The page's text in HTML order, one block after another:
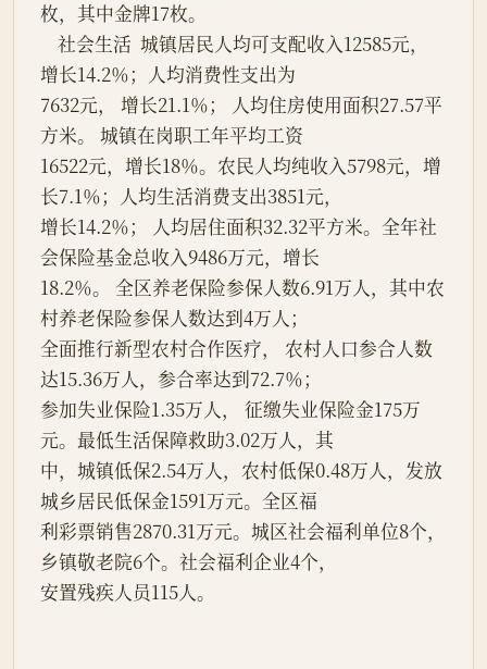
枚，其中金牌17枚。
增长14.2％；人均消费性支出为
7632元， 增长21.1％； 人均住房使用面积27.57平
方米。 城镇在岗职工年平均工资
16522元，增长18％。农民人均纯收入5798元，增
长7.1％；人均生活消费支出3851元，
增长14.2％； 人均居住面积32.32平方米。全年社
会保险基金总收入9486万元，增长
18.2％。 全区养老保险参保人数6.91万人，其中农
村养老保险参保人数达到4万人；
全面推行新型农村合作医疗， 农村人口参合人数
达15.36万人，参合率达到72.7％；
参加失业保险1.35万人， 征缴失业保险金175万
元。最低生活保障救助3.02万人，其
中，城镇低保2.54万人，农村低保0.48万人，发放
城乡居民低保金1591万元。全区福
利彩票销售2870.31万元。城区社会福利单位8个，
乡镇敬老院6个。社会福利企业4个，
安置残疾人员115人。